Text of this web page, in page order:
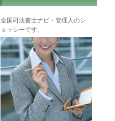
全国司法書士ナビ・管理人のシ
ョッシーです。